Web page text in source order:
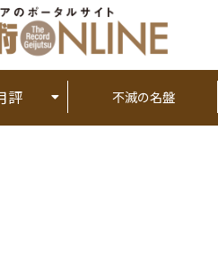
評 不滅の名盤